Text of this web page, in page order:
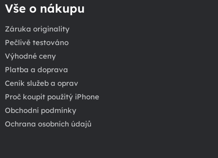
Vše o nákupu
Záruka originality
Pečlivě testováno
Výhodné ceny
Platba a doprava
Ceník služeb a oprav
Proč koupit použitý iPhone
Obchodní podmínky
Ochrana osobních údajů